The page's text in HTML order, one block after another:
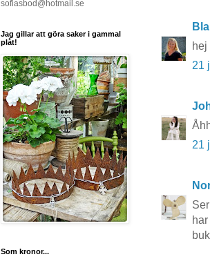
21
21
sofiasbod@hotmail.se
Jag gillar att göra saker i gammal
plåt!
Som kronor...